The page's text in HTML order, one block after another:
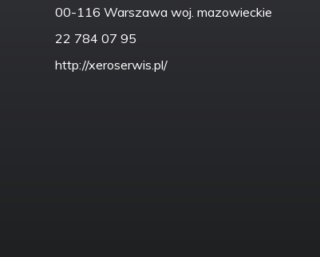
00-116 Warszawa woj. mazowieckie
22 784 07 95
http://xeroserwis.pl/